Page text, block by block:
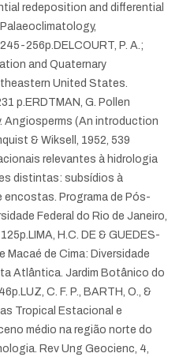
redeposition and differential
256p. DELCOURT, P. A.;
and Quaternary
United States.
p. ERDTMAN, G. Pollen
Angiosperms (An introduction
& Wiksell, 1952, 539
relevantes à hidrologia
distintas: subsídios à
encostas. Programa de Pós-
Federal do Rio de Janeiro,
LIMA, H.C. DE & GUEDES-
Macaé de Cima: Diversidade
Atlântica. Jardim Botânico do
LUZ, C. F. P., BARTH, O., &
Tropical Estacional e
médio na região norte do
Rev Ung Geocienc, 4,